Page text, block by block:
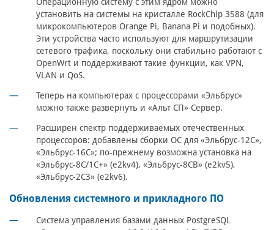
Операционную систему с этим ядром можно
установить на системы на кристалле RockChip 3588 (для
микрокомпьютеров Orange Pi, Banana Pi и подобных).
Эти устройства часто используют для маршрутизации
сетевого трафика, поскольку они стабильно работают с
OpenWrt и поддерживают такие функции, как VPN,
VLAN и QoS.
Теперь на компьютерах с процессорами «Эльбрус»
можно также развернуть и «Альт СП» Сервер.
Расширен спектр поддерживаемых отечественных
процессоров: добавлены сборки ОС для «Эльбрус-12С»,
«Эльбрус-16С»; по-прежнему возможна установка на
«Эльбрус-8С/1С+» (e2kv4), «Эльбрус-8СВ» (e2kv5),
«Эльбрус-2С3» (e2kv6).
Обновления системного и прикладного ПО
Система управления базами данных PostgreSQL